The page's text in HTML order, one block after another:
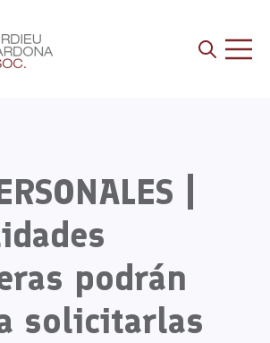
Open
|
podrán
solicitarlas